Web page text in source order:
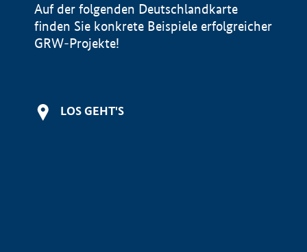
Auf der folgenden Deutschlandkarte
finden Sie konkrete Beispiele erfolgreicher
GRW-Projekte!
LOS GEHT'S